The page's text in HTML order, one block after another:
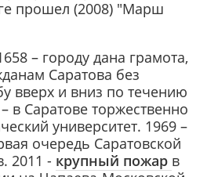
прошел (2008) "Марш
– городу дана грамота,
Саратова без
вверх и вниз по течению
в Саратове торжественно
университет. 1969 –
очередь Саратовской
2011 - крупный пожар в